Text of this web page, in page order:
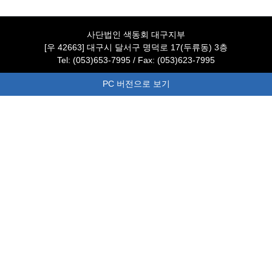
사단법인 색동회 대구지부
[우 42663] 대구시 달서구 명덕로 17(두류동) 3층
Tel: (053)653-7995 / Fax: (053)623-7995
PC 버전으로 보기